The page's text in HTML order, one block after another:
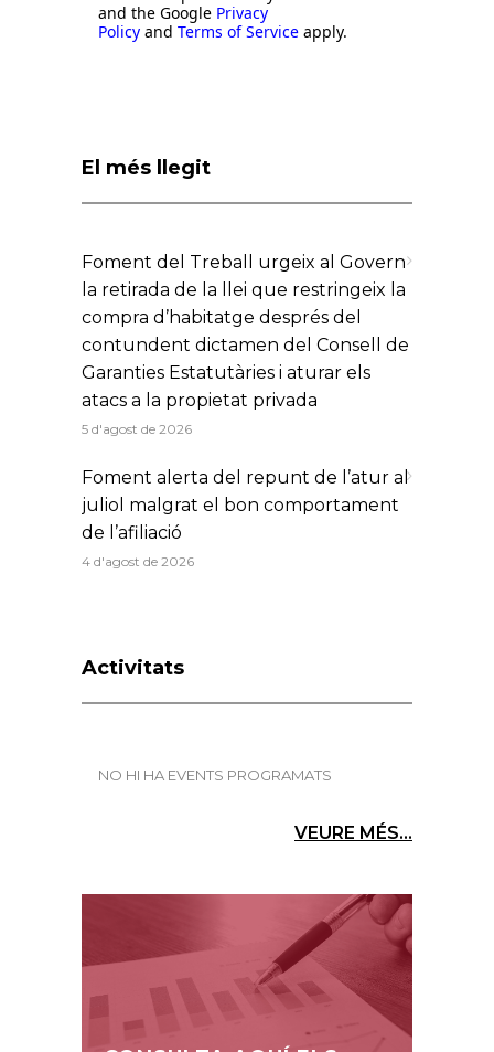
This site is protected by reCAPTCHA
and the GooglePrivacy
Policy
apply.
El més llegit
Foment del Treball urgeix al Govern
la retirada de la llei que restringeix la
compra d’habitatge després del
contundent dictamen del Consell de
Garanties Estatutàries i aturar els
Foment alerta del repunt de l’atur al
juliol malgrat el bon comportament